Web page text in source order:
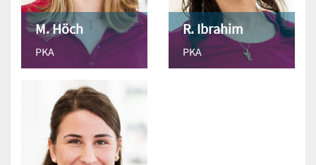
M. Höch
PKA
R. Ibrahim
PKA